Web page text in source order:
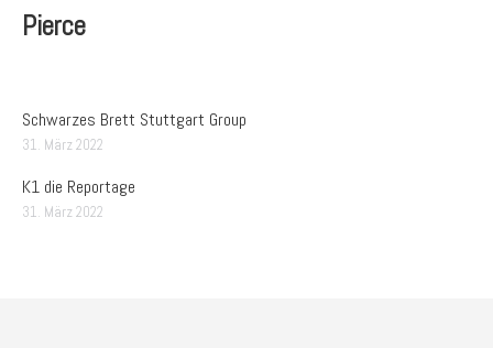
Pierce
Schwarzes Brett Stuttgart Group
31. März 2022
K1 die Reportage
31. März 2022